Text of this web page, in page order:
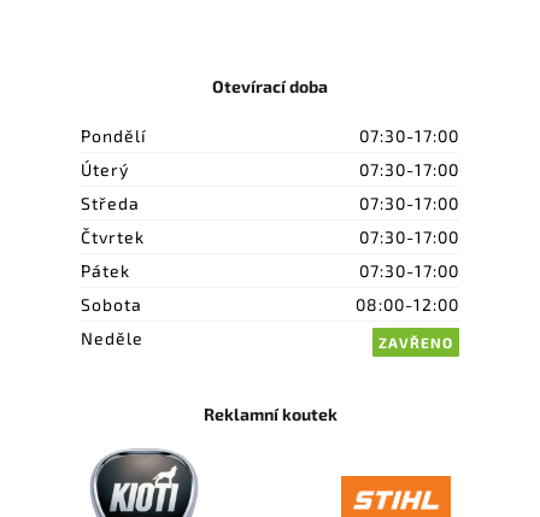
Otevírací doba
Pondělí
07:30-17:00
Úterý
07:30-17:00
Středa
07:30-17:00
Čtvrtek
07:30-17:00
Pátek
07:30-17:00
Sobota
08:00-12:00
Neděle
ZAVŘENO
Reklamní koutek